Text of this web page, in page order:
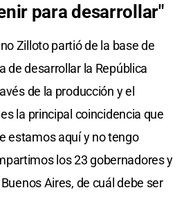
para desarrollar"
Zilloto partió de la base de
de desarrollar la República
de la producción y el
la principal coincidencia que
estamos aquí y no tengo
los 23 gobernadores y
Aires, de cuál debe ser